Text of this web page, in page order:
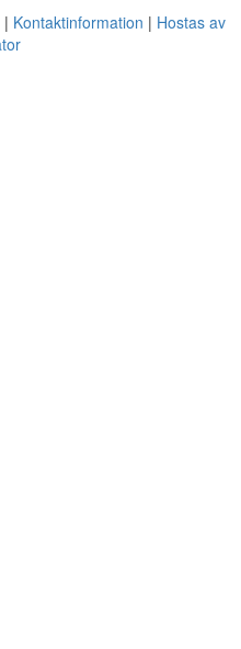
Kontaktinformation
Hostas av